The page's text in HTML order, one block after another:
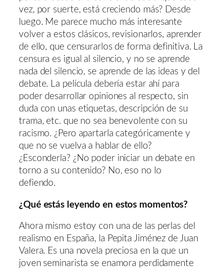
vez, por suerte, está creciendo más? Desde
luego. Me parece mucho más interesante
volver a estos clásicos, revisionarlos, aprender
de ello, que censurarlos de forma definitiva. La
censura es igual al silencio, y no se aprende
nada del silencio, se aprende de las ideas y del
debate. La película debería estar ahí para
poder desarrollar opiniones al respecto, sin
duda con unas etiquetas, descripción de su
trama, etc. que no sea benevolente con su
racismo. ¿Pero apartarla categóricamente y
que no se vuelva a hablar de ello?
¿Esconderla? ¿No poder iniciar un debate en
torno a su contenido? No, eso no lo
defiendo.
¿Qué estás leyendo en estos momentos?
Ahora mismo estoy con una de las perlas del
realismo en España, la Pepita Jiménez de Juan
Valera. Es una novela preciosa en la que un
joven seminarista se enamora perdidamente